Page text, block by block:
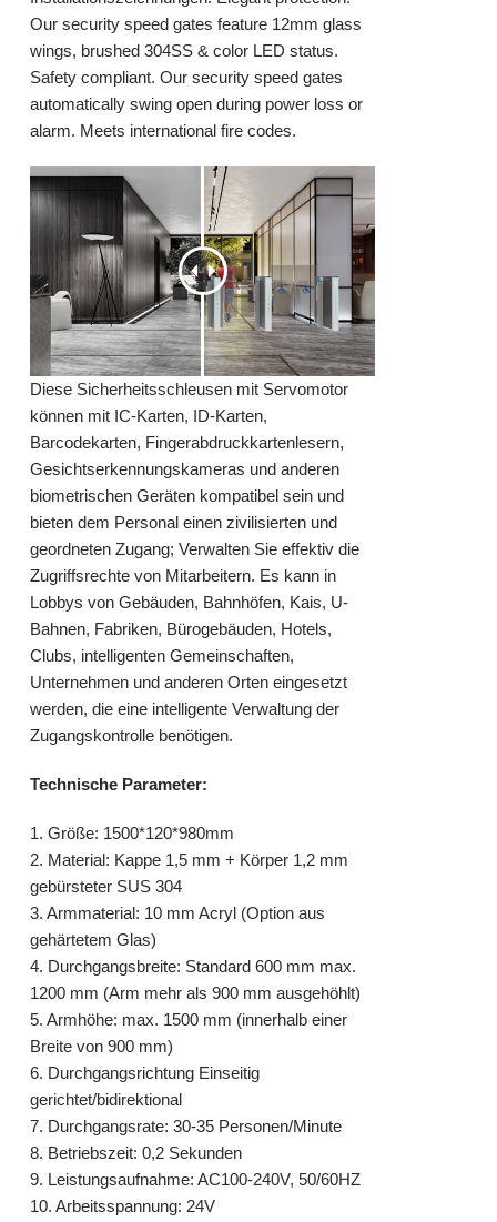
Our security speed gates feature 12mm glass
wings, brushed 304SS & color LED status.
Safety compliant. Our security speed gates
automatically swing open during power loss or
alarm. Meets international fire codes.
Diese Sicherheitsschleusen mit Servomotor
können mit IC-Karten, ID-Karten,
Barcodekarten, Fingerabdruckkartenlesern,
Gesichtserkennungskameras und anderen
biometrischen Geräten kompatibel sein und
bieten dem Personal einen zivilisierten und
geordneten Zugang; Verwalten Sie effektiv die
Zugriffsrechte von Mitarbeitern. Es kann in
Lobbys von Gebäuden, Bahnhöfen, Kais, U-
Bahnen, Fabriken, Bürogebäuden, Hotels,
Clubs, intelligenten Gemeinschaften,
Unternehmen und anderen Orten eingesetzt
werden, die eine intelligente Verwaltung der
Zugangskontrolle benötigen.
Technische Parameter:
1. Größe: 1500*120*980mm
2. Material: Kappe 1,5 mm + Körper 1,2 mm
gebürsteter SUS 304
3. Armmaterial: 10 mm Acryl (Option aus
gehärtetem Glas)
4. Durchgangsbreite: Standard 600 mm max.
1200 mm (Arm mehr als 900 mm ausgehöhlt)
5. Armhöhe: max. 1500 mm (innerhalb einer
Breite von 900 mm)
6. Durchgangsrichtung Einseitig
gerichtet/bidirektional
7. Durchgangsrate: 30-35 Personen/Minute
8. Betriebszeit: 0,2 Sekunden
9. Leistungsaufnahme: AC100-240V, 50/60HZ
10. Arbeitsspannung: 24V